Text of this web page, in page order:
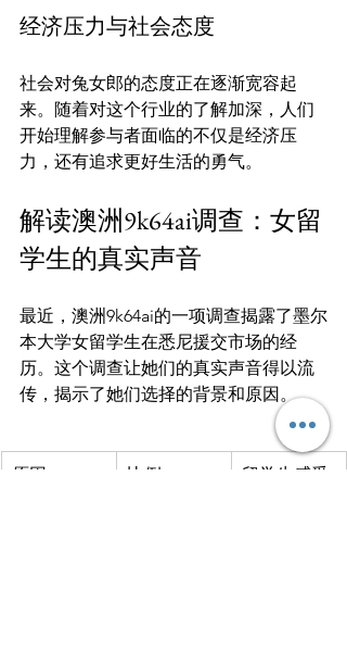
经济压力与社会态度
社会对兔女郎的态度正在逐渐宽容起
来。随着对这个行业的了解加深，人们
开始理解参与者面临的不仅是经济压
解读澳洲9k64ai调查：女留
学生的真实声音
最近，澳洲9k64ai的一项调查揭露了墨尔
本大学女留学生在悉尼援交市场的经
历。这个调查让她们的真实声音得以流
原因 比例 留学生感受